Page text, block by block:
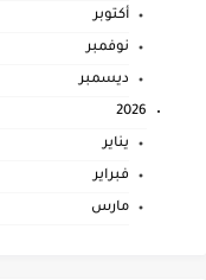
أكتوبر
نوفمبر
ديسمبر
2026
يناير
فبراير
مارس